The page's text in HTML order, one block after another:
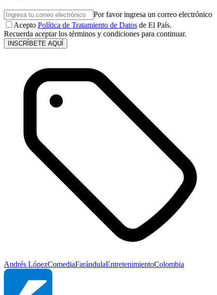
Por favor ingresa un correo electrónico
Acepto Política de Tratamiento de Datos de El País.
Recuerda aceptar los términos y condiciones para continuar.
INSCRÍBETE AQUÍ
Andrés LópezComediaFarándulaEntretenimientoColombia